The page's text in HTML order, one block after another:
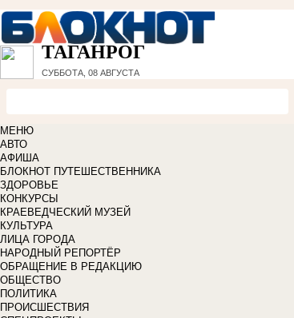
ТАГАНРОГ
СУББОТА, 08 АВГУСТА
МЕНЮ
АВТО
АФИША
БЛОКНОТ ПУТЕШЕСТВЕННИКА
ЗДОРОВЬЕ
КОНКУРСЫ
КРАЕВЕДЧЕСКИЙ МУЗЕЙ
КУЛЬТУРА
ЛИЦА ГОРОДА
НАРОДНЫЙ РЕПОРТЁР
ОБРАЩЕНИЕ В РЕДАКЦИЮ
ОБЩЕСТВО
ПОЛИТИКА
ПРОИСШЕСТВИЯ